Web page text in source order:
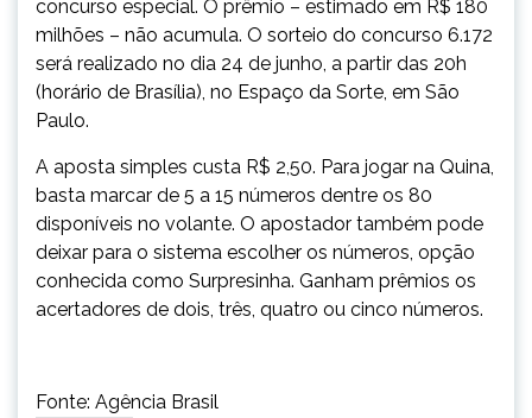
concurso especial. O prêmio – estimado em R$ 180
milhões – não acumula. O sorteio do concurso 6.172
será realizado no dia 24 de junho, a partir das 20h
(horário de Brasília), no Espaço da Sorte, em São
Paulo.
A aposta simples custa R$ 2,50. Para jogar na Quina,
basta marcar de 5 a 15 números dentre os 80
disponíveis no volante. O apostador também pode
deixar para o sistema escolher os números, opção
conhecida como Surpresinha. Ganham prêmios os
acertadores de dois, três, quatro ou cinco números.
Fonte: Agência Brasil